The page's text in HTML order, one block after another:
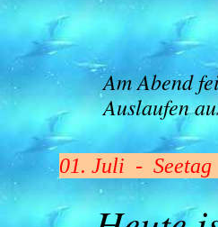
Am Abend
Auslaufen
01. Juli - Seetag